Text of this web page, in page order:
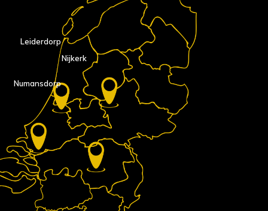
Nijkerk
Numansdorp
Leiderdorp